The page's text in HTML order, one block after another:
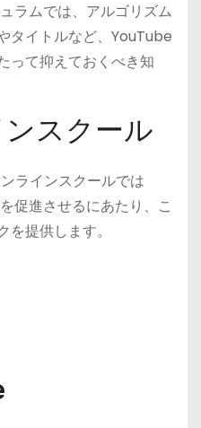
ラムでは、アルゴリズム
タイトルなど、YouTube
って抑えておくべき知
スクール
ラインスクールでは
促進させるにあたり、こ
提供します。